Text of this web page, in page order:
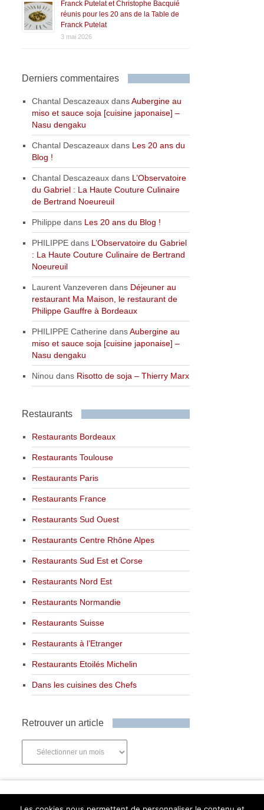
Franck Putelat et Christophe Bacquié
réunis pour les 20 ans de la Table de
Franck Putelat
3 mai 2026
Derniers commentaires
Chantal Descazeaux dansAubergine au
miso et sauce soja [cuisine japonaise] –
Nasu dengaku
Chantal Descazeaux dans Les 20 ans du
Blog !
Chantal Descazeaux dans L’Observatoire
du Gabriel : La Haute Couture Culinaire
de Bertrand Noeureuil
Philippe dans Les 20 ans du Blog !
PHILIPPE dans L’Observatoire du Gabriel
: La Haute Couture Culinaire de Bertrand
Noeureuil
Laurent Vanzeveren dans Déjeuner au
restaurant Ma Maison, le restaurant de
Philippe Gauffre à Bordeaux
PHILIPPE Catherine dansAubergine au
miso et sauce soja [cuisine japonaise] –
Nasu dengaku
Ninou dans Risotto de soja – Thierry Marx
Restaurants
Restaurants Bordeaux
Restaurants Toulouse
Restaurants Paris
Restaurants France
Restaurants Sud Ouest
Restaurants Centre Rhône Alpes
Restaurants Sud Est et Corse
Restaurants Nord Est
Restaurants Normandie
Restaurants Suisse
Restaurants à l’Etranger
Restaurants Etoilés Michelin
Dans les cuisines des Chefs
Retrouver un article